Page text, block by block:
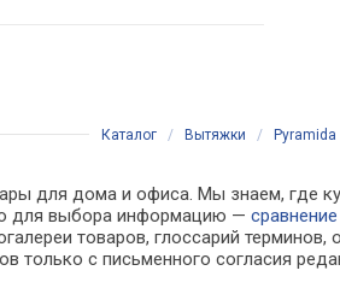
Каталог / Вытяжки / Pyramida
для дома и офиса. Мы знаем, где
для выбора информацию —сравнение
товаров, глоссарий
только с письменного согласия